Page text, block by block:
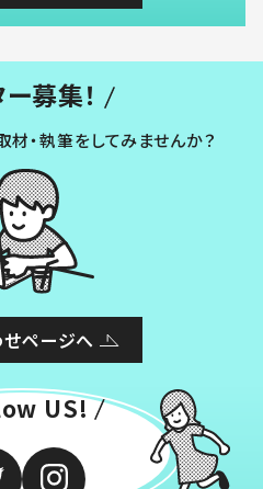
募集！
材・執筆をしてみませんか？
ページへ
US!